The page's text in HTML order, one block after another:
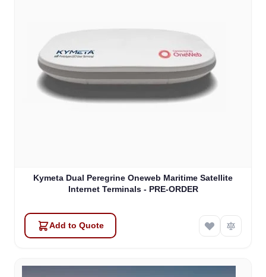
Kymeta Dual Peregrine Oneweb Maritime Satellite
Internet Terminals - PRE-ORDER
Add to Quote